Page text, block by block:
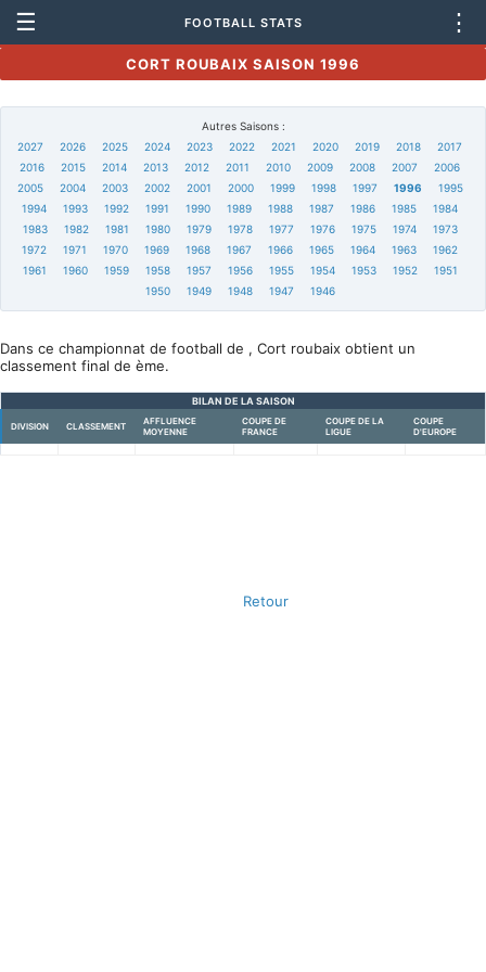
☰ FOOTBALL STATS ⋮
CORT ROUBAIX SAISON 1996
Autres Saisons :
2027
2026 2025 2024 2023 2022 2021 2020 2019 2018
2017
2016
2015 2014 2013 2012 2011 2010 2009 2008 2007
2006
2005
2004 2003 2002 2001 2000 1999 1998 1997 1996
1995
1994
1993 1992 1991 1990 1989 1988 1987 1986 1985
1984
1983
1982 1981 1980 1979 1978 1977 1976 1975 1974
1973
1972
1971 1970 1969 1968 1967 1966 1965 1964 1963
1962
1961
1960 1959 1958 1957 1956 1955 1954 1953 1952
1951
1950
1949 1948 1947 1946
Dans ce championnat de football de , Cort roubaix obtient un
classement final de ème.
BILAN DE LA SAISON
DIVISION CLASSEMENT
AFFLUENCE
MOYENNE
COUPE DE
FRANCE
COUPE DE LA
LIGUE
COUPE
D'EUROPE
Retour